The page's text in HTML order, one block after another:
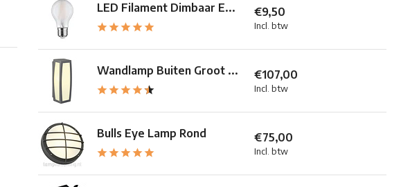
LED Filament Dimbaar E... €9,50
Incl. btw
Wandlamp Buiten Groot ... €107,00
Incl. btw
Bulls Eye Lamp Rond €75,00
Incl. btw